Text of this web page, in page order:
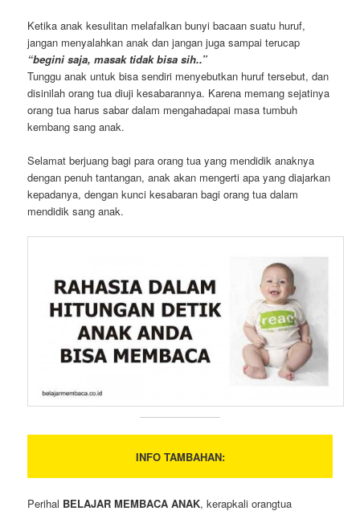
Ketika anak kesulitan melafalkan bunyi bacaan suatu huruf,
jangan menyalahkan anak dan jangan juga sampai terucap
“begini saja, masak tidak bisa sih..”
Tunggu anak untuk bisa sendiri menyebutkan huruf tersebut, dan
disinilah orang tua diuji kesabarannya. Karena memang sejatinya
orang tua harus sabar dalam mengahadapai masa tumbuh
kembang sang anak.
Selamat berjuang bagi para orang tua yang mendidik anaknya
dengan penuh tantangan, anak akan mengerti apa yang diajarkan
kepadanya, dengan kunci kesabaran bagi orang tua dalam
mendidik sang anak.
INFO TAMBAHAN:
Perihal BELAJAR MEMBACA ANAK, kerapkali orangtua